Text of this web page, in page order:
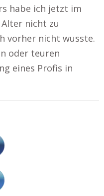
habe ich jetzt im
nicht zu
vorher nicht wusste.
oder teuren
eines Profis in